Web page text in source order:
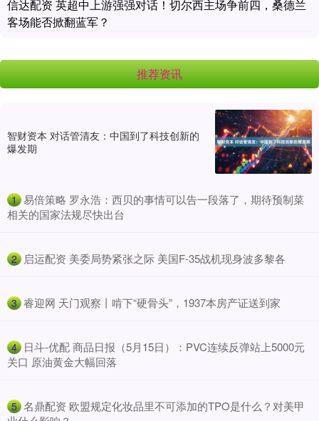
信达配资 英超中上游强强对话！切尔西主场争前四，桑德兰
客场能否掀翻蓝军？
推荐资讯
智财资本 对话管清友：中国到了科技创新的
爆发期
1 ​易倍策略 罗永浩：西贝的事情可以告一段落了，期待预制菜
相关的国家法规尽快出台
2 ​启运配资 美委局势紧张之际 美国F-35战机现身波多黎各
3 ​睿迎网 天门观察丨啃下“硬骨头”，1937本房产证送到家
4 ​日斗-优配 商品日报（5月15日）：PVC连续反弹站上5000元
关口 原油黄金大幅回落
5 ​名鼎配资 欧盟规定化妆品里不可添加的TPO是什么？对美甲